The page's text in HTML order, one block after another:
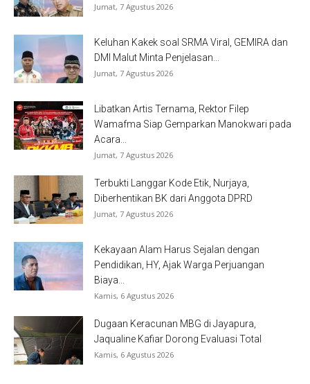
Jumat, 7 Agustus 2026
Keluhan Kakek soal SRMA Viral, GEMIRA dan
DMI Malut Minta Penjelasan...
Jumat, 7 Agustus 2026
Libatkan Artis Ternama, Rektor Filep
Wamafma Siap Gemparkan Manokwari pada
Acara...
Jumat, 7 Agustus 2026
Terbukti Langgar Kode Etik, Nurjaya,
Diberhentikan BK dari Anggota DPRD
Jumat, 7 Agustus 2026
Kekayaan Alam Harus Sejalan dengan
Pendidikan, HY, Ajak Warga Perjuangan
Biaya...
Kamis, 6 Agustus 2026
Dugaan Keracunan MBG di Jayapura,
Jaqualine Kafiar Dorong Evaluasi Total
Kamis, 6 Agustus 2026